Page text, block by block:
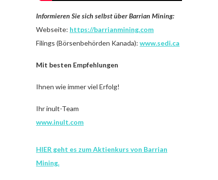
Informieren Sie sich selbst über Barrian Mining:
Webseite: https://barrianmining.com
Filings (Börsenbehörden Kanada): www.sedi.ca
Mit besten Empfehlungen
Ihnen wie immer viel Erfolg!
Ihr inult-Team
www.inult.com
HIER geht es zum Aktienkurs von Barrian
Mining.